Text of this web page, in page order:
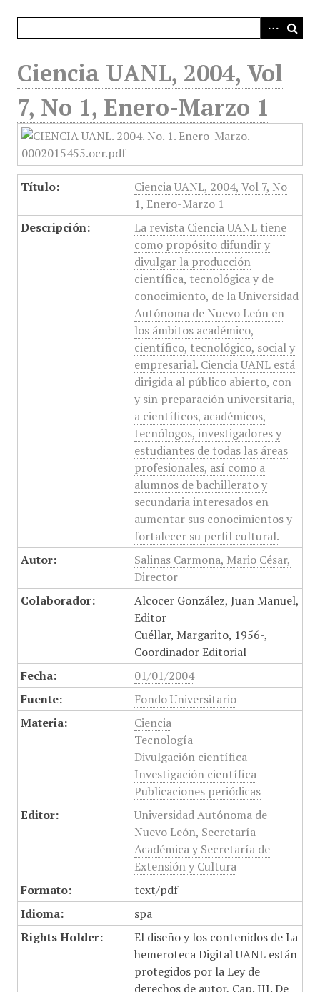
Ciencia UANL, 2004, Vol
7, No 1, Enero-Marzo 1
Título:
Ciencia UANL, 2004, Vol 7, No
1, Enero-Marzo 1
Descripción:
La revista Ciencia UANL tiene
como propósito difundir y
divulgar la producción
científica, tecnológica y de
conocimiento, de la Universidad
Autónoma de Nuevo León en
los ámbitos académico,
científico, tecnológico, social y
empresarial. Ciencia UANL está
dirigida al público abierto, con
y sin preparación universitaria,
a científicos, académicos,
tecnólogos, investigadores y
estudiantes de todas las áreas
profesionales, así como a
alumnos de bachillerato y
secundaria interesados en
aumentar sus conocimientos y
fortalecer su perfil cultural.
Autor:
Salinas Carmona, Mario César,
Director
Colaborador:
Alcocer González, Juan Manuel,
Editor
Cuéllar, Margarito, 1956-,
Coordinador Editorial
Fecha:
01/01/2004
Fuente:
Fondo Universitario
Materia:
Ciencia
Tecnología
Divulgación científica
Investigación científica
Publicaciones periódicas
Editor:
Universidad Autónoma de
Nuevo León, Secretaría
Académica y Secretaría de
Extensión y Cultura
Formato:
text/pdf
Idioma:
spa
Rights Holder:
El diseño y los contenidos de La
hemeroteca Digital UANL están
protegidos por la Ley de
derechos de autor, Cap. III. De